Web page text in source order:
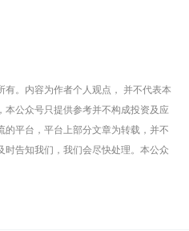
。内容为作者个人观点， 并不代表本
公众号只提供参考并不构成投资及应
平台，平台上部分文章为转载，并不
告知我们，我们会尽快处理。本公众